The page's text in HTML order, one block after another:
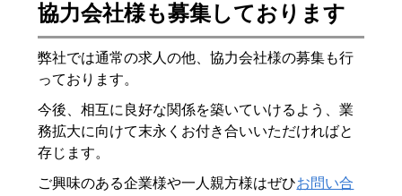
協力会社様も募集しております
弊社では通常の求人の他、協力会社様の募集も行
っております。
今後、相互に良好な関係を築いていけるよう、業
務拡大に向けて末永くお付き合いいただければと
存じます。
ご興味のある企業様や一人親方様はぜひお問い合